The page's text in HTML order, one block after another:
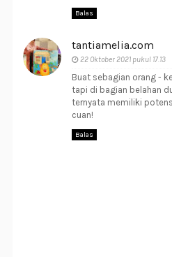
Balas
tantiamelia.com
22 Oktober 2021 pukul 17.13
Buat sebagian orang -
tapi di bagian belahan
ternyata memiliki
cuan!
Balas